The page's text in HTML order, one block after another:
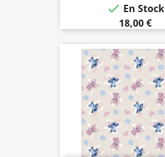
 En Stock
18,00 €